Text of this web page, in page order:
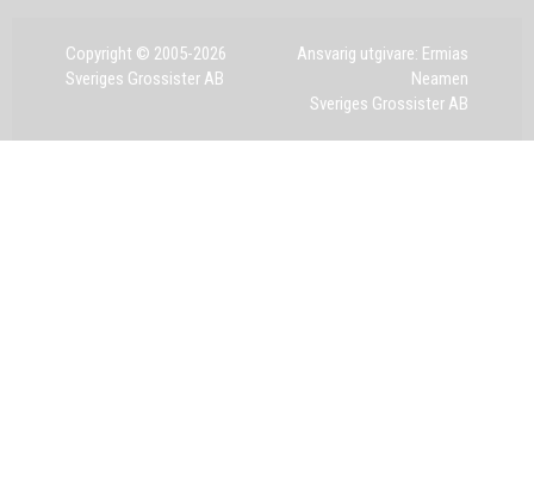
Copyright © 2005-2026
Sveriges Grossister AB
Ansvarig utgivare: Ermias
Neamen
Sveriges Grossister AB